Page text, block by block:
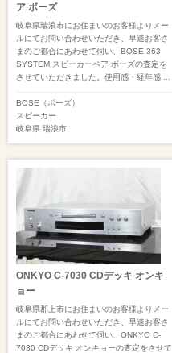
ア ボーズ
岐阜県瑞浪市にお住まいのお客様よりメー
ルにてお問い合わせいただき、早速お客さ
まのご都合にあわせて伺い、BOSE 363
SYSTEM スピーカーペア ボーズの査定を
させていただきました。使用感・経年感 ...
BOSE（ボーズ）
スピーカー
岐阜県 瑞浪市
ONKYO C-7030 CDデッキ オンキ
ョー
岐阜県郡上市にお住まいのお客様よりメー
ルにてお問い合わせいただき、早速お客さ
まのご都合にあわせて伺い、ONKYO C-
7030 CDデッキ オンキョーの査定をさせて